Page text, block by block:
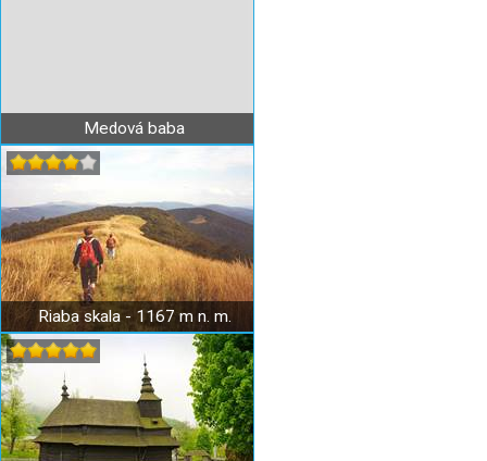
Medová baba
Riaba skala - 1167 m n. m.